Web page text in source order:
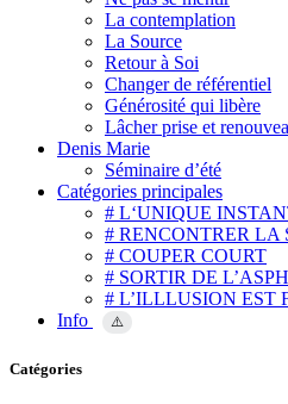
La contemplation
La Source
Retour à Soi
Changer de référentiel
Générosité qui libère
Lâcher prise et
Denis Marie
Séminaire d’été
Catégories principales
# L‘UNIQUE
# RENCONTRER LA
# COUPER COURT
# SORTIR DE
# L’ILLLUSION EST
Info
⚠️
Catégories